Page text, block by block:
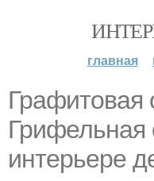
главная
Графитовая
Грифельная
интерьере